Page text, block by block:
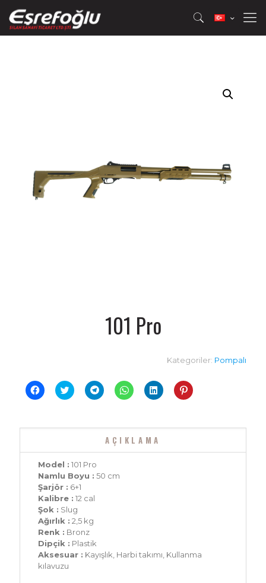
101 Pro
Kategoriler: Pompalı
Facebook'ta
paylaşmak
pencerede
Twitter
üzerinde
(Yeni
pencerede
Telegram'da
paylaşmak
pencerede
açılır)
WhatsApp'ta
paylaşmak
pencerede
açılır)
Linkedln
üzerinden
(Yeni
Pinterest'te
paylaşmak
pencerede
AÇIKLAMA
Model : 101 Pro
Namlu Boyu : 50 cm
Şarjör : 6+1
Kalibre : 12 cal
Şok : Slug
Ağırlık : 2,5 kg
Renk : Bronz
Dipçik : Plastik
Aksesuar : Kayışlık, Harbi takımı, Kullanma
kılavuzu